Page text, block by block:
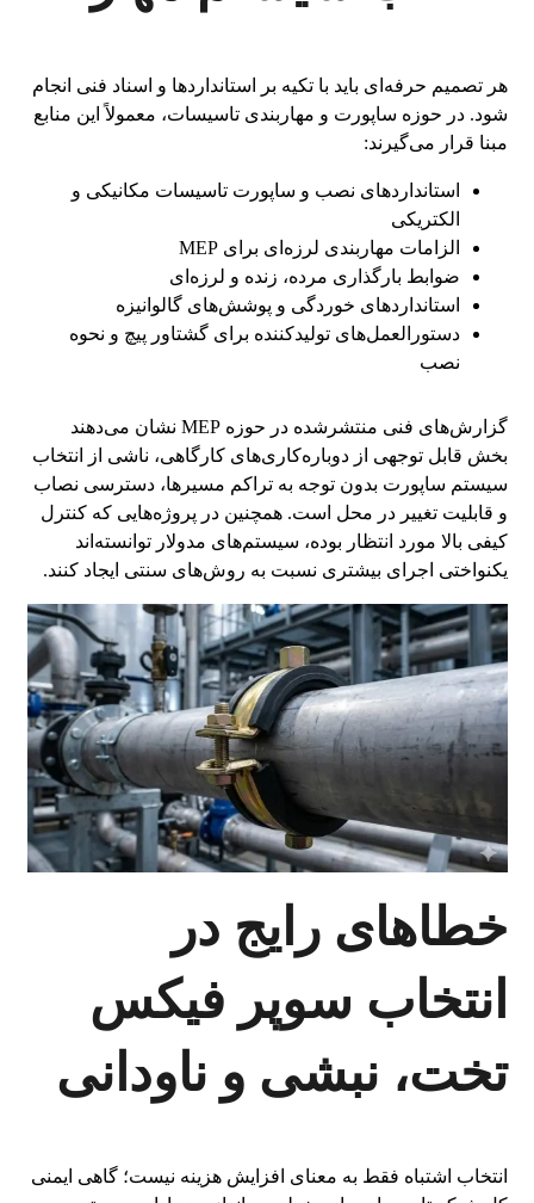
هر تصمیم حرفه‌ای باید با تکیه بر استانداردها و اسناد فنی انجام
شود. در حوزه ساپورت و مهاربندی تاسیسات، معمولاً این منابع
مبنا قرار می‌گیرند:
استانداردهای نصب و ساپورت تاسیسات مکانیکی و
الکتریکی
الزامات مهاربندی لرزه‌ای برای MEP
ضوابط بارگذاری مرده، زنده و لرزه‌ای
استانداردهای خوردگی و پوشش‌های گالوانیزه
دستورالعمل‌های تولیدکننده برای گشتاور پیچ و نحوه
نصب
گزارش‌های فنی منتشرشده در حوزه MEP نشان می‌دهند
بخش قابل توجهی از دوباره‌کاری‌های کارگاهی، ناشی از انتخاب
سیستم ساپورت بدون توجه به تراکم مسیرها، دسترسی نصاب
و قابلیت تغییر در محل است. همچنین در پروژه‌هایی که کنترل
کیفی بالا مورد انتظار بوده، سیستم‌های مدولار توانسته‌اند
یکنواختی اجرای بیشتری نسبت به روش‌های سنتی ایجاد کنند.
خطاهای رایج در
انتخاب سوپر فیکس
تخت، نبشی و ناودانی
انتخاب اشتباه فقط به معنای افزایش هزینه نیست؛ گاهی ایمنی